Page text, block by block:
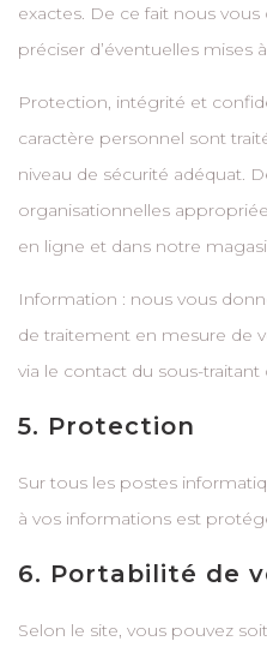
exactes. De ce fait nous
préciser d’éventuelles mises
Protection, intégrité et
caractère personnel sont
niveau de sécurité adéquat.
organisationnelles
en ligne et dans notre
Information : nous vous
de traitement en mesure de
via le contact du sous-
5. Protection
Sur tous les postes
à vos informations est
6. Portabilité de
Selon le site, vous pouvez